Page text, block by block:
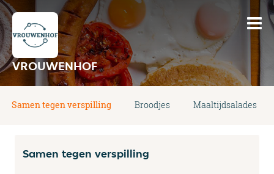
VROUWENHOF
Samen tegen verspilling Broodjes Maaltijdsalades
Samen tegen verspilling